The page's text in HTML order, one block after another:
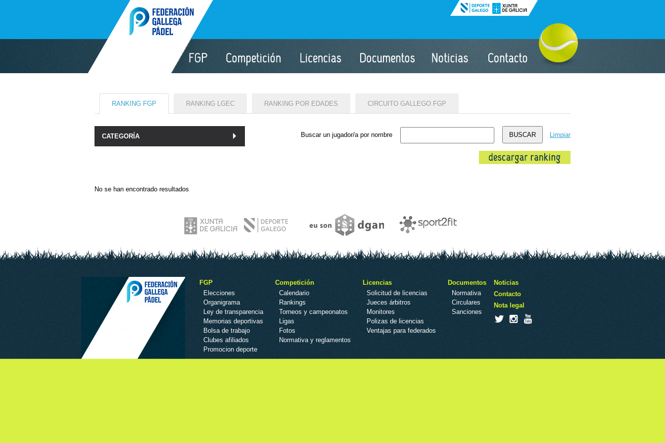
RANKING FGP RANKING LGEC RANKING POR EDADES CIRCUITO GALLEGO FGP
Buscar un jugador/a por nombre BUSCAR Limpiar
CATEGORÍA
No se han encontrado resultados
FGP
Elecciones
Organigrama
Ley de transparencia
Memorias deportivas
Bolsa de trabajo
Clubes afiliados
Promocion deporte
Competición
Calendario
Rankings
Torneos y campeonatos
Ligas
Fotos
Normativa y reglamentos
Licencias
Solicitud de licencias
Jueces árbitros
Monitores
Polizas de licencias
Ventajas para federados
Documentos
Normativa
Circulares
Sanciones
Noticias
Contacto
Nota legal